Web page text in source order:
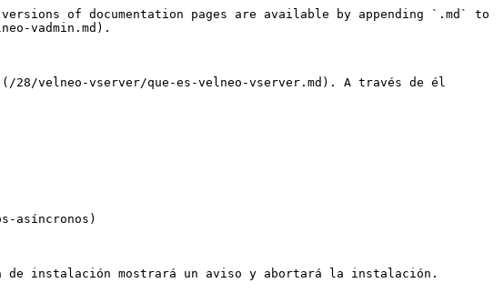
of documentation pages are available by appending `.md` to
vadmin.md).
28/velneo-vserver/que-es-velneo-vserver.md). A través de él
asíncronos)
de instalación mostrará un aviso y abortará la instalación.